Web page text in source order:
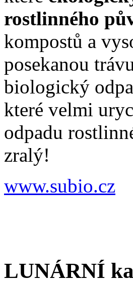
rostlinného
kompostů a
posekanou
biologický
které velmi
odpadu
zralý!
www.subio.cz
LUNÁRNÍ